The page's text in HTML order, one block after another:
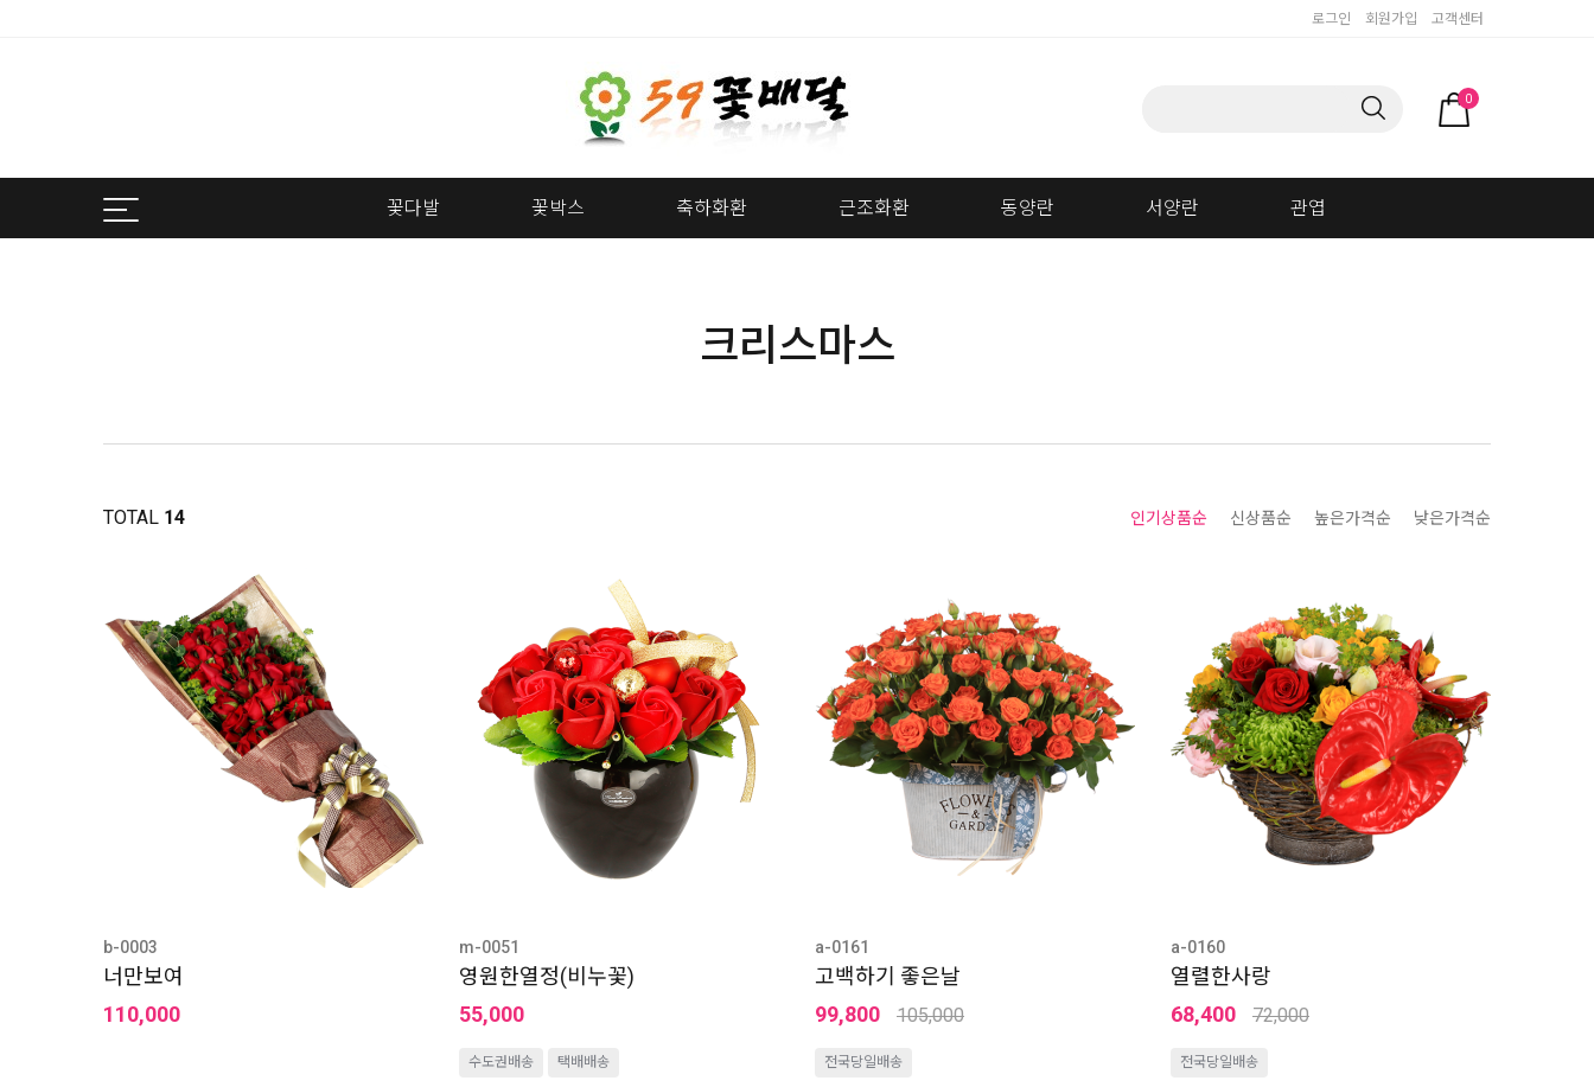
로그인 회원가입 고객센터
0
꽃다발 꽃박스 축하화환 근조화환 동양란 서양란 관엽
크리스마스
TOTAL 14 인기상품순 신상품순 높은가격순 낮은가격순
b-0003
너만보여
110,000
m-0051
영원한열정(비누꽃)
55,000
수도권배송 택배배송
a-0161
고백하기 좋은날
99,800
105,000
전국당일배송
a-0160
열렬한사랑
68,400
72,000
전국당일배송